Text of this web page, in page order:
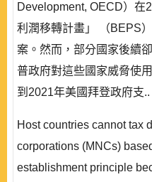
Development, OECD）在
利潤移轉計畫」 （BEPS
案。然而，部分國家後續
普政府對這些國家威脅使
到2021年美國拜登政府支..
Host countries cannot tax
corporations (MNCs)
establishment principle